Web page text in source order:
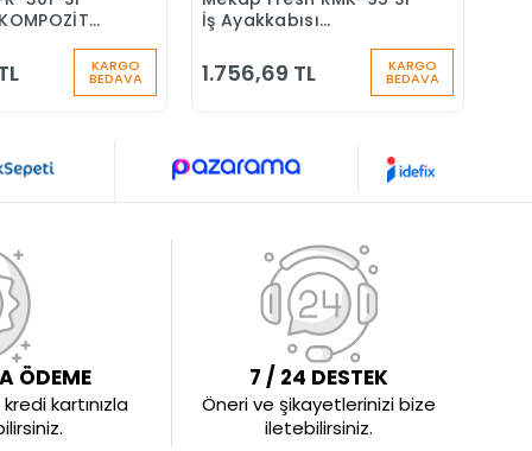
KARGO
BEDAVA
İş Ayakkabısı
1.756,69 TL KARGO
BEDAVA
ÖDEME
kartınızla
7 / 24 DESTEK
Öneri ve şikayetlerinizi bize
iletebilirsiniz.